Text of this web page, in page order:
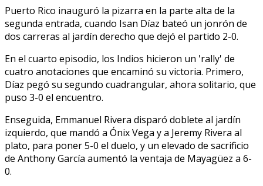
Puerto Rico inauguró la pizarra en la parte alta de la
segunda entrada, cuando Isan Díaz bateó un jonrón de
dos carreras al jardín derecho que dejó el partido 2-0.
En el cuarto episodio, los Indios hicieron un 'rally' de
cuatro anotaciones que encaminó su victoria. Primero,
Díaz pegó su segundo cuadrangular, ahora solitario, que
puso 3-0 el encuentro.
Enseguida, Emmanuel Rivera disparó doblete al jardín
izquierdo, que mandó a Ónix Vega y a Jeremy Rivera al
plato, para poner 5-0 el duelo, y un elevado de sacrificio
de Anthony García aumentó la ventaja de Mayagüez a 6-
0.